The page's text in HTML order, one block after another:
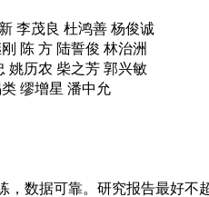
李茂良 杜鸿善 杨俊诚
陈 方 陆誓俊 林治洲
姚历农 柴之芳 郭兴敏
缪增星 潘中允
数据可靠。研究报告最好不